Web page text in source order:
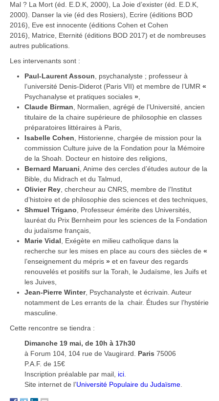
Mal ? La Mort (éd. E.D.K, 2000), La Joie d’exister (éd. E.D.K,
2000). Danser la vie (éd des Rosiers), Ecrire (éditions BOD
2016), Eve est innocente (éditions Cohen et Cohen
2016), Matrice, Eternité (éditions BOD 2017) et de nombreuses
autres publications.
Les intervenants sont :
Paul-Laurent Assoun , psychanalyste ; professeur à
l’université Denis-Diderot (Paris VII) et membre de l’UMR «
Psychanalyse et pratiques sociales »
Claude Birman , Normalien, agrégé de l’Université, ancien
titulaire de la chaire supérieure de philosophie en classes
préparatoires littéraires à Paris,
Isabelle Cohen , Historienne, chargée de mission pour la
commission Culture juive de la Fondation pour la Mémoire
de la Shoah. Docteur en histoire des religions,
Bernard Maruani , Anime des cercles d’études autour de la
Bible, du Midrach et du Talmud,
Olivier Rey , chercheur au CNRS, membre de l’Institut
d’histoire et de philosophie des sciences et des techniques,
Shmuel Trigano , Professeur émérite des Universités,
lauréat du Prix Bernheim pour les sciences de la Fondation
du judaïsme français,
Marie Vidal , Exégète en milieu catholique dans la
recherche sur les mises en place au cours des siècles de «
l’enseignement du mépris » et en faveur des regards
renouvelés et positifs sur la Torah, le Judaïsme, les Juifs et
les Juives,
Jean-Pierre Winter, Psychanalyste et écrivain. Auteur
notamment de Les errants de la chair. Études sur l’hystérie
masculine.
Cette rencontre se tiendra :
Dimanche 19 mai, de 10h à 17h30
à Forum 104, 104 rue de Vaugirard. Paris 75006
P.A.F. de 15€
Inscription préalable par mail, ici
Site internet de l’Université Populaire du Judaïsme